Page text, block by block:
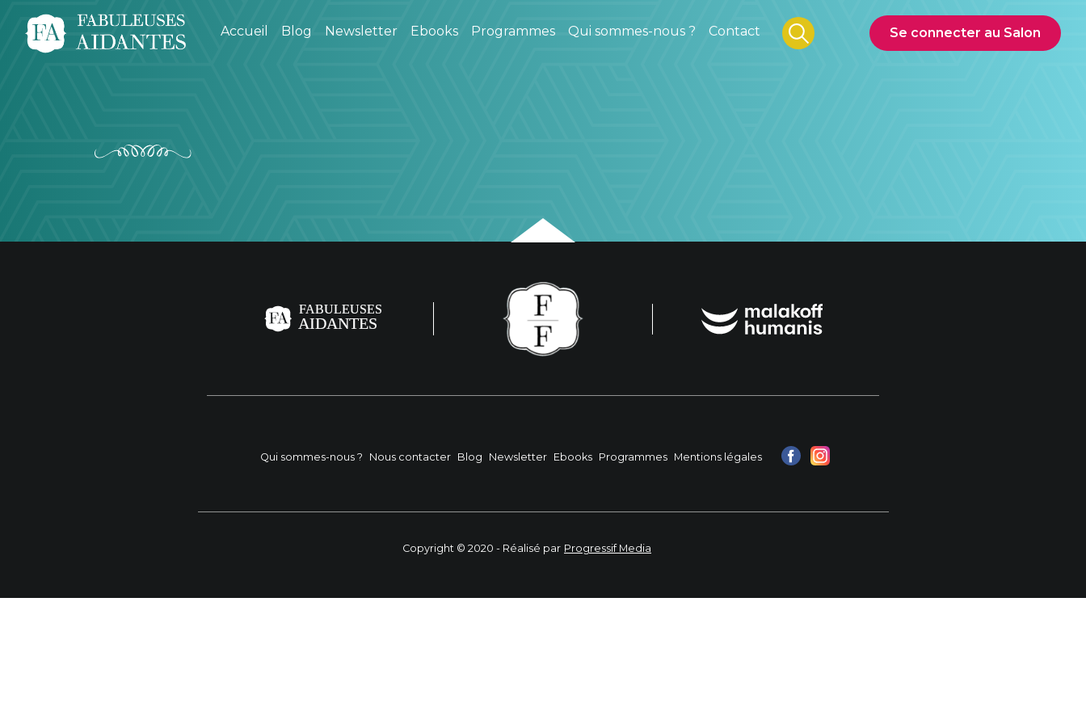
Accueil Blog Newsletter Ebooks Programmes Qui sommes-nous ? Contact Se connecter au Salon
Qui sommes-nous ? Nous contacter Blog Newsletter Ebooks Programmes Mentions légales
Copyright © 2020 - Réalisé par Progressif Media